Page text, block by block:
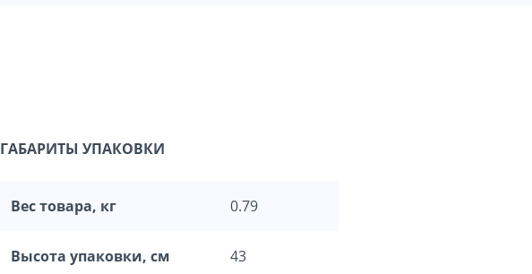
ГАБАРИТЫ УПАКОВКИ
Вес товара, кг 0.79
Высота упаковки, см 43